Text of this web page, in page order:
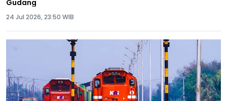
Gudang
24 Jul 2026, 23:50 WIB